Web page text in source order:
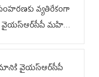
వ్యతిరేకంగా
వైయ‌స్ఆర్‌సీపీ మహిళా
వైయ‌స్ఆర్‌సీపీ